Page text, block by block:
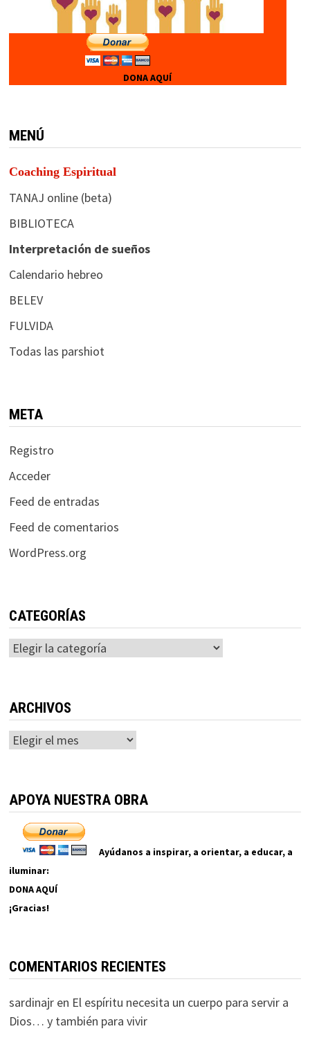
DONA AQUÍ
MENÚ
Coaching Espiritual
TANAJ online (beta)
BIBLIOTECA
Interpretación de sueños
Calendario hebreo
BELEV
FULVIDA
Todas las parshiot
META
Registro
Acceder
Feed de entradas
Feed de comentarios
WordPress.org
CATEGORÍAS
Categorías
ARCHIVOS
Archivos
APOYA NUESTRA OBRA
Ayúdanos a inspirar, a orientar, a educar, a
iluminar:
DONA AQUÍ
¡Gracias!
COMENTARIOS RECIENTES
sardinajren El espíritu necesita un cuerpo para servir a
Dios… y también para vivir